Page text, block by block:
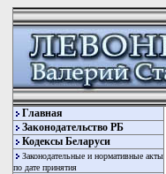
Главная
Законодательство РБ
Кодексы Беларуси
Законодательные и нормативные акты
по дате принятия